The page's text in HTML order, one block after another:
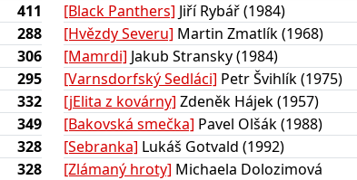
411
288
306
295
332
349
328
328
[Black Panthers] Jiří Rybář (1984)
[Hvězdy Severu] Martin Zmatlík (1968)
[Mamrdi] Jakub Stransky (1984)
[Varnsdorfský Sedláci] Petr Švihlík (1975)
[jElita z kovárny] Zdeněk Hájek (1957)
[Bakovská smečka] Pavel Olšák (1988)
[Sebranka] Lukáš Gotvald (1992)
[Zlámaný hroty] Michaela Dolozimová